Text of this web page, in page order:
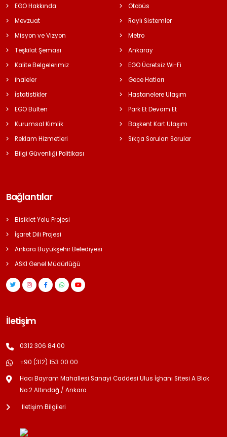
EGO Hakkında
Mevzuat
Misyon ve Vizyon
Teşkilat Şeması
Kalite Belgelerimiz
İhaleler
İstatistikler
EGO Bülten
Kurumsal Kimlik
Reklam Hizmetleri
Bilgi Güvenliği Politikası
Otobüs
Raylı Sistemler
Metro
Ankaray
EGO Ücretsiz Wi-Fi
Gece Hatları
Hastanelere Ulaşım
Park Et Devam Et
Başkent Kart Ulaşım
Sıkça Sorulan Sorular
Bağlantılar
Bisiklet Yolu Projesi
İşaret Dili Projesi
Ankara Büyükşehir Belediyesi
ASKİ Genel Müdürlüğü
İletişim
0312 306 84 00
+90 (312) 153 00 00
Hacı Bayram Mahallesi Sanayi Caddesi Ulus İşhanı Sitesi A Blok
No:2 Altındağ / Ankara
İletişim Bilgileri